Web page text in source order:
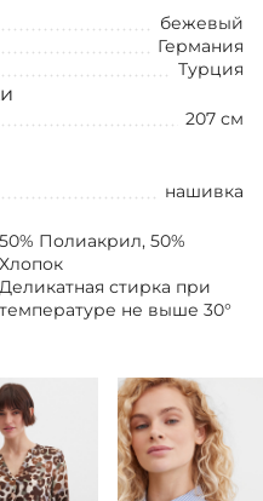
бежевый
Германия
Турция
207 см
нашивка
50% Полиакрил, 50%
Хлопок
Деликатная стирка при
температуре не выше 30°